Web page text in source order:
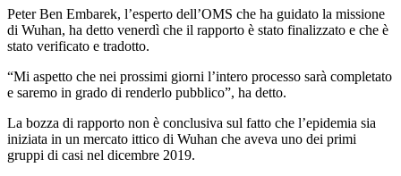
Peter Ben Embarek, l’esperto dell’OMS che ha guidato la missione
di Wuhan, ha detto venerdì che il rapporto è stato finalizzato e che è
stato verificato e tradotto.
“Mi aspetto che nei prossimi giorni l’intero processo sarà completato
e saremo in grado di renderlo pubblico”, ha detto.
La bozza di rapporto non è conclusiva sul fatto che l’epidemia sia
iniziata in un mercato ittico di Wuhan che aveva uno dei primi
gruppi di casi nel dicembre 2019.